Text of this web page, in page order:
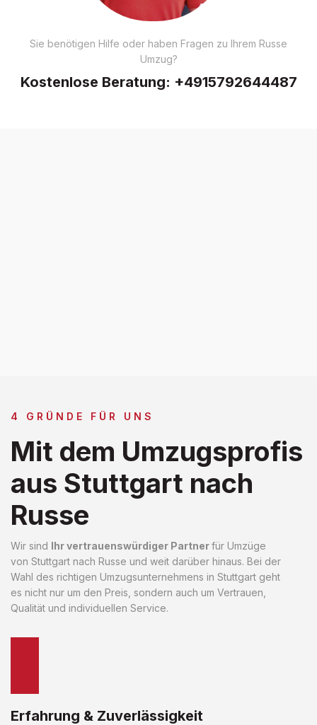
Sie benötigen Hilfe oder haben Fragen zu Ihrem Russe
Umzug?
Kostenlose Beratung: +4915792644487
4 GRÜNDE FÜR UNS
Mit dem Umzugsprofis
aus Stuttgart nach
Russe
Wir sind Ihr vertrauenswürdiger Partnerfür Umzüge
von Stuttgart nach Russe und weit darüber hinaus. Bei der
Wahl des richtigen Umzugsunternehmens in Stuttgart geht
es nicht nur um den Preis, sondern auch um Vertrauen,
Qualität und individuellen Service.
Erfahrung & Zuverlässigkeit